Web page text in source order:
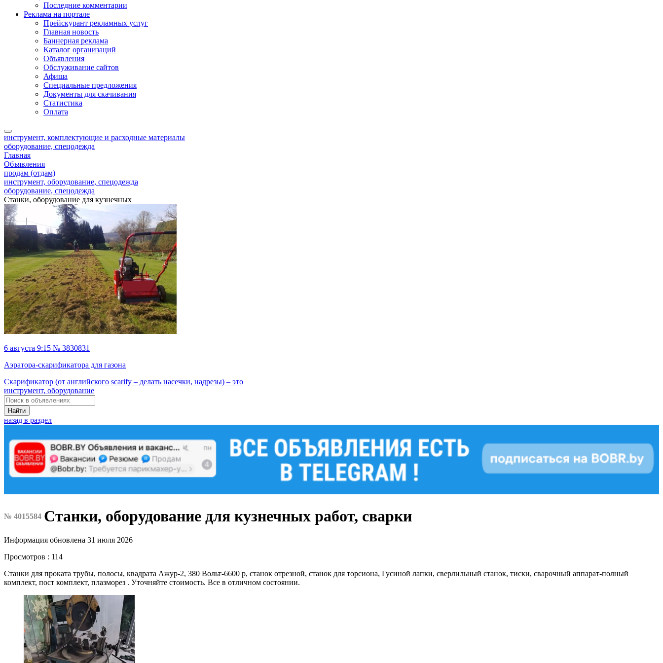
Последние комментарии
Реклама на портале
Прейскурант рекламных услуг
Главная новость
Баннерная реклама
Каталог организаций
Объявления
Обслуживание сайтов
Афиша
Специальные предложения
Документы для скачивания
Статистика
Оплата
инструмент, комплектующие и расходные материалы
оборудование, спецодежда
Главная
Объявления
продам (отдам)
инструмент, оборудование, спецодежда
оборудование, спецодежда
Станки, оборудование для кузнечных
6 августа 9:15 № 3830831
Аэратора-скарификатора для газона
Скарификатор (от английского scarify – делать насечки, надрезы) – это
инструмент, оборудование
Найти
назад в раздел
№ 4015584 Станки, оборудование для кузнечных работ, сварки
Информация обновлена 31 июля 2026
Просмотров : 114
Станки для проката трубы, полосы, квадрата Ажур-2, 380 Вольт-6600 р, станок отрезной, станок для торсиона, Гусиной лапки, сверлильный станок, тиски, сварочный аппарат-полный
комплект, пост комплект, плазморез . Уточняйте стоимость. Все в отличном состоянии.